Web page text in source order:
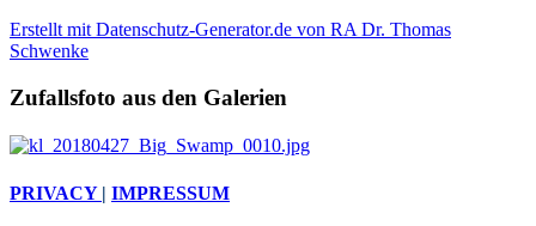
Erstellt mit Datenschutz-Generator.de von RA Dr. Thomas
Schwenke
Zufallsfoto aus den Galerien
PRIVACY | IMPRESSUM